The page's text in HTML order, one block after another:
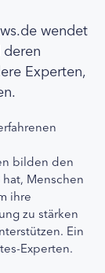
wendet
Experten,
bilden den
Menschen
ihre
zu stärken
Ein
Experten.